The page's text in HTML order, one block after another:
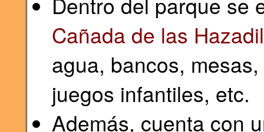
Cañada de las
agua, bancos,
juegos infantiles, etc.
Además, cuenta con